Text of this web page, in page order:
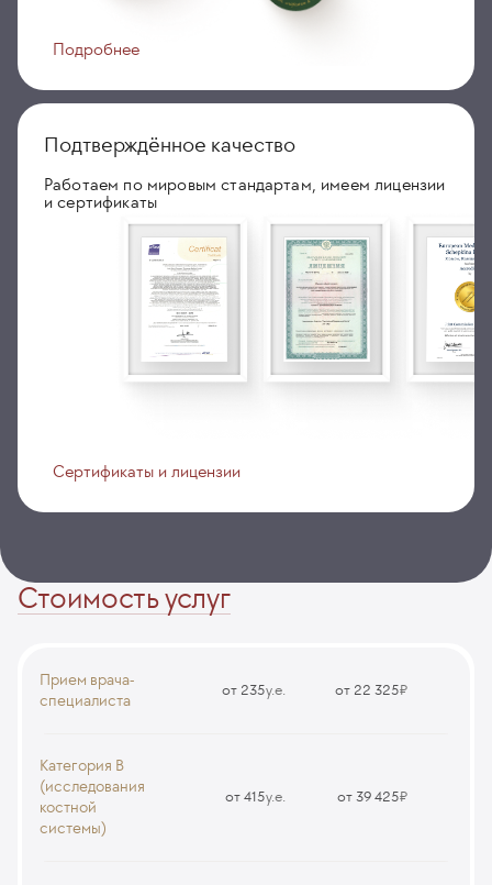
Подробнее
Подтверждённое качество
Работаем по мировым стандартам, имеем лицензии
и сертификаты
Сертификаты и лицензии
Стоимость услуг
Прием врача-
специалиста
от 235у.е. от 22 325₽
CS17
(первичный, повторный)
Прием (осмотр, консультация) врача-кардиолога (первичный,
Категория В
(исследования
костной
системы)
от 415у.е. от 39 425₽